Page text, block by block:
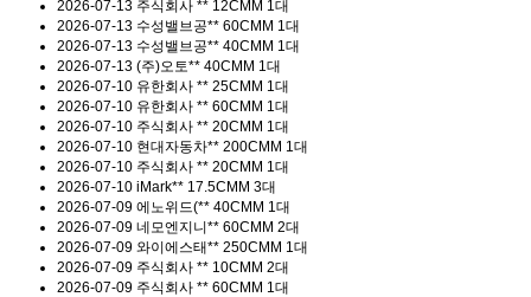
2026-07-13 주식회사 ** 12CMM 1대
2026-07-13 수성밸브공** 60CMM 1대
2026-07-13 수성밸브공** 40CMM 1대
2026-07-13 (주)오토** 40CMM 1대
2026-07-10 유한회사 ** 25CMM 1대
2026-07-10 유한회사 ** 60CMM 1대
2026-07-10 주식회사 ** 20CMM 1대
2026-07-10 현대자동차** 200CMM 1대
2026-07-10 주식회사 ** 20CMM 1대
2026-07-10 iMark** 17.5CMM 3대
2026-07-09 에노위드(** 40CMM 1대
2026-07-09 네모엔지니** 60CMM 2대
2026-07-09 와이에스태** 250CMM 1대
2026-07-09 주식회사 ** 10CMM 2대
2026-07-09 주식회사 ** 60CMM 1대